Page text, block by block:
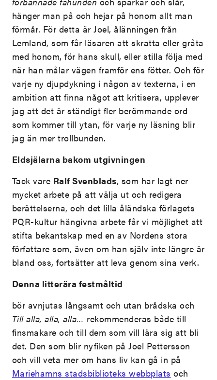
hänger man på och hejar på honom allt man
förmår. För detta är Joel, ålänningen från
Lemland, som får läsaren att skratta eller gråta
med honom, för hans skull, eller stilla följa med
när han målar vägen framför ens fötter. Och för
varje ny djupdykning i någon av texterna, i en
ambition att finna något att kritisera, upplever
jag att det är ständigt fler berömmande ord
som kommer till ytan, för varje ny läsning blir
jag än mer trollbunden.
Eldsjälarna bakom utgivningen
Tack vare Ralf Svenblads, som har lagt ner
mycket arbete på att välja ut och redigera
berättelserna, och det lilla åländska förlagets
PQR-kultur hängivna arbete får vi möjlighet att
stifta bekantskap med en av Nordens stora
författare som, även om han själv inte längre är
bland oss, fortsätter att leva genom sina verk.
Denna litterära festmåltid
bör avnjutas långsamt och utan brådska och
Till alla, alla, alla… rekommenderas både till
finsmakare och till dem som vill lära sig att bli
det. Den som blir nyfiken på Joel Pettersson
och vill veta mer om hans liv kan gå in på
Mariehamns stadsbiblioteks webbplats och